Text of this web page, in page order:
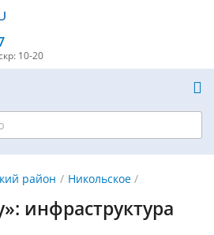
10-20
район Никольское
инфраструктура